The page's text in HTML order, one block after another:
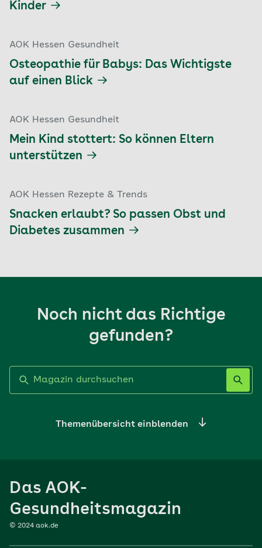
Kinder
AOK Hessen Gesundheit
Osteopathie für Babys: Das Wichtigste
auf einen Blick
AOK Hessen Gesundheit
Mein Kind stottert: So können Eltern
unterstützen
AOK Hessen Rezepte & Trends
Snacken erlaubt? So passen Obst und
Diabetes zusammen
Noch nicht das Richtige
gefunden?
Themenübersicht einblenden
Sport
Das AOK-
Gesundheitsmagazin
© 2024 aok.de